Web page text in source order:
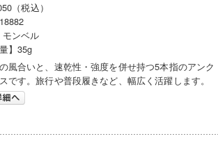
（税込）
モンベル
】35g
風合いと、速乾性・強度を併せ持つ5本指のアンク
です。旅行や普段履きなど、幅広く活躍します。